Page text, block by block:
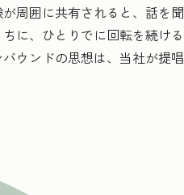
周囲に共有されると、話を聞
に、ひとりでに回転を続ける
ウンドの思想は、当社が提唱